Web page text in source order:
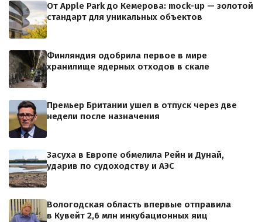
От Apple Park до Кемерова: mock-up — золотой
стандарт для уникальных объектов
Финляндия одобрила первое в мире
хранилище ядерных отходов в скале
Премьер Британии ушел в отпуск через две
недели после назначения
Засуха в Европе обмелила Рейн и Дунай,
ударив по судоходству и АЭС
Вологодская область впервые отправила
в Кувейт 2,6 млн инкубационных яиц